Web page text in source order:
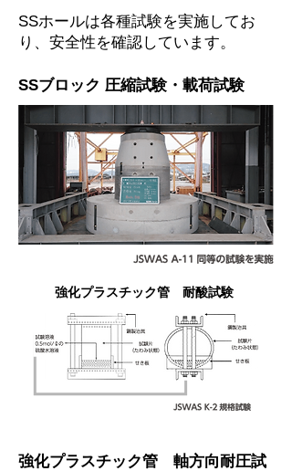
SSホールは各種試験を実施してお
り、安全性を確認しています。
SSブロック 圧縮試験・載荷試験
強化プラスチック管 耐酸試験
強化プラスチック管 軸方向耐圧試